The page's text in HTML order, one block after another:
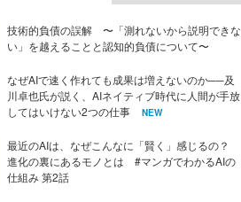
技術的負債の誤解 〜「測れないから説明できな
い」を越えることと認知的負債について〜
なぜAIで速く作れても成果は増えないのか──及
川卓也氏が説く、AIネイティブ時代に人間が手放
してはいけない2つの仕事
NEW
最近のAIは、なぜこんなに「賢く」感じるの？
進化の裏にあるモノとは #マンガでわかるAIの
仕組み 第2話